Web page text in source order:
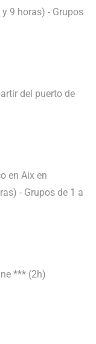
9 horas) - Grupos
del puerto de
en Aix en
- Grupos de 1 a
*** (2h)